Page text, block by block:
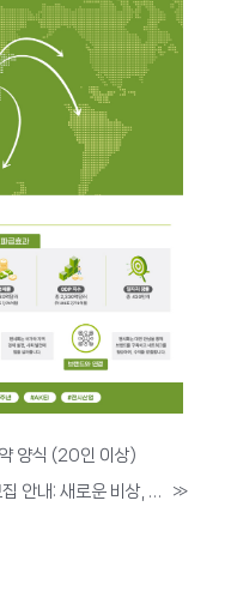
양식 (20인 이상)
로운 비상, 새로운 기회!
»